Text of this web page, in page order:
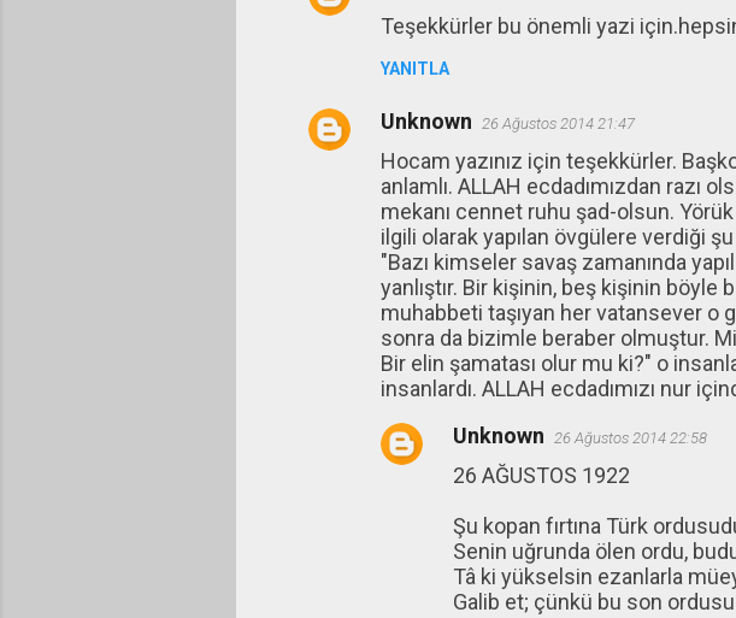
Teşekkürler bu önemli yazi
YANITLA
Unknown 26 Ağustos 2014 21:47
Hocam yazınız için teşekkürler.
anlamlı. ALLAH ecdadımızdan razı
mekanı cennet ruhu şad-olsun.
ilgili olarak yapılan övgülere verdiği
"Bazı kimseler savaş zamanında
yanlıştır. Bir kişinin, beş kişinin
muhabbeti taşıyan her vatansever o
sonra da bizimle beraber olmuştur.
Bir elin şamatası olur mu ki?" o
insanlardı. ALLAH ecdadımızı nur
Unknown 26 Ağustos 2014 22:58
26 AĞUSTOS 1922
Şu kopan fırtına Türk
Senin uğrunda ölen ordu,
Tâ ki yükselsin ezanlarla
Galib et; çünkü bu son